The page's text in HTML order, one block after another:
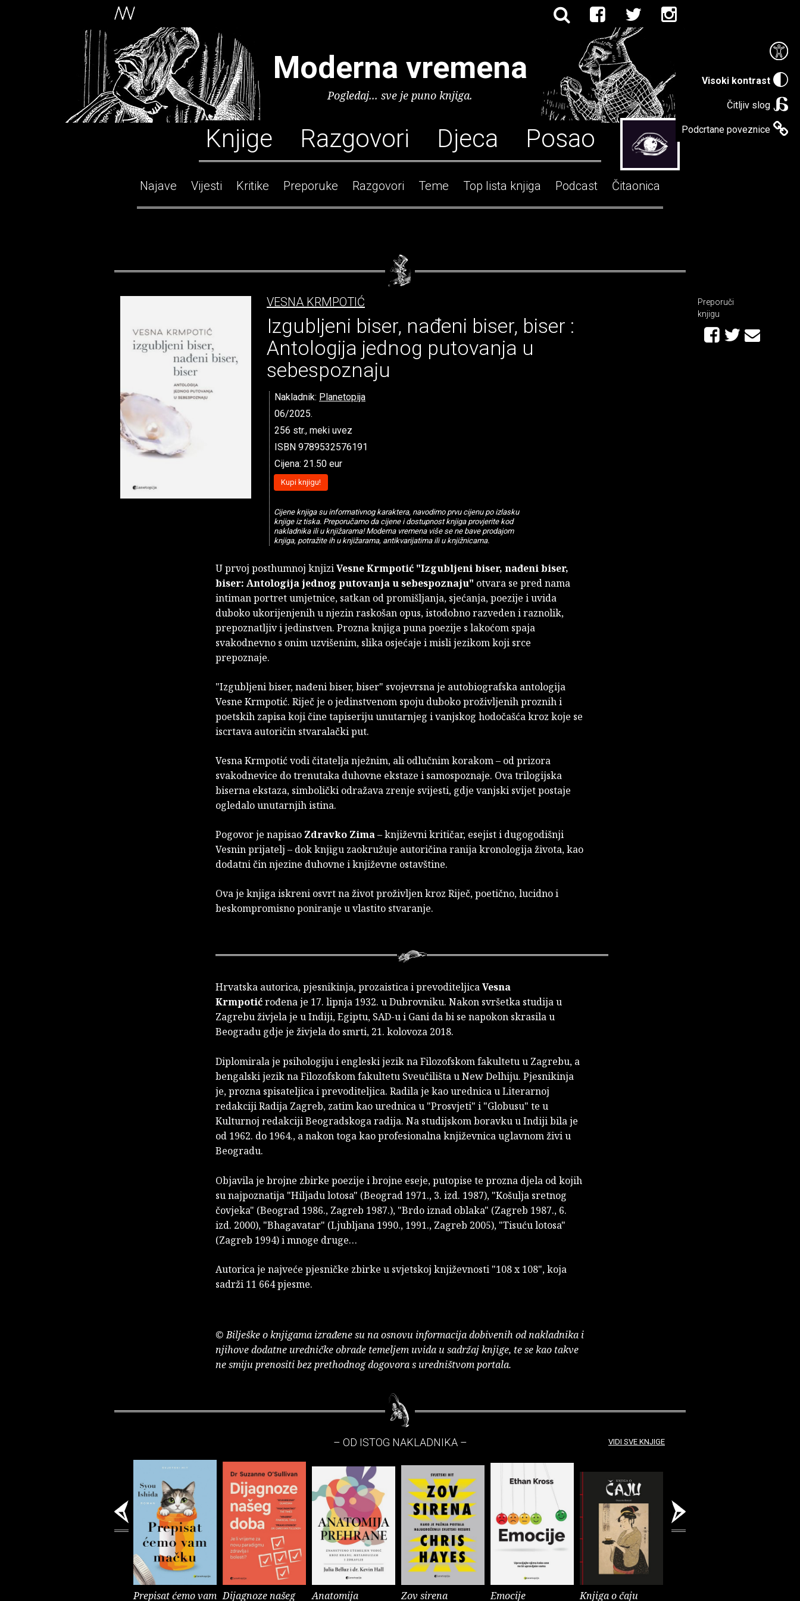
Visoki kontrast
Čitljiv slog
Podcrtane poveznice
Moderna vremena
Pogledaj... sve je puno knjiga.
Knjige Razgovori Djeca Posao
Najave Vijesti Kritike Preporuke Razgovori Teme Top lista knjiga Podcast Čitaonica
VESNA KRMPOTIĆ
Izgubljeni biser, nađeni biser, biser :
Antologija jednog putovanja u
sebespoznaju
Nakladnik: Planetopija
06/2025.
256 str., meki uvez
ISBN 9789532576191
Cijena: 21.50 eur
Kupi knjigu!
Cijene knjiga su informativnog karaktera, navodimo prvu cijenu po izlasku
knjige iz tiska. Preporučamo da cijene i dostupnost knjiga provjerite kod
nakladnika ili u knjižarama! Moderna vremena više se ne bave prodajom
knjiga, potražite ih u knjižarama, antikvarijatima ili u knjižnicama.
U prvoj posthumnoj knjiziVesne Krmpotić "Izgubljeni biser, nađeni biser,
biser: Antologija jednog putovanja u sebespoznaju" otvara se pred nama
intiman portret umjetnice, satkan od promišljanja, sjećanja, poezije i uvida
duboko ukorijenjenih u njezin raskošan opus, istodobno razveden i raznolik,
prepoznatljiv i jedinstven. Prozna knjiga puna poezije s lakoćom spaja
svakodnevno s onim uzvišenim, slika osjećaje i misli jezikom koji srce
prepoznaje.
"Izgubljeni biser, nađeni biser, biser" svojevrsna je autobiografska antologija
Vesne Krmpotić. Riječ je o jedinstvenom spoju duboko proživljenih proznih i
poetskih zapisa koji čine tapiseriju unutarnjeg i vanjskog hodočašća kroz koje se
iscrtava autoričin stvaralački put.
Vesna Krmpotić vodi čitatelja nježnim, ali odlučnim korakom – od prizora
svakodnevice do trenutaka duhovne ekstaze i samospoznaje. Ova trilogijska
biserna ekstaza, simbolički odražava zrenje svijesti, gdje vanjski svijet postaje
ogledalo unutarnjih istina.
Pogovor je napisao Zdravko Zima– književni kritičar, esejist i dugogodišnji
Vesnin prijatelj – dok knjigu zaokružuje autoričina ranija kronologija života, kao
dodatni čin njezine duhovne i književne ostavštine.
Ova je knjiga iskreni osvrt na život proživljen kroz Riječ, poetično, lucidno i
beskompromisno poniranje u vlastito stvaranje.
Hrvatska autorica, pjesnikinja, prozaistica i prevoditeljicaVesna
Krmpotićrođena je 17. lipnja 1932. u Dubrovniku. Nakon svršetka studija u
Zagrebu živjela je u Indiji, Egiptu, SAD-u i Gani da bi se napokon skrasila u
Beogradu gdje je živjela do smrti, 21. kolovoza 2018.
Diplomirala je psihologiju i engleski jezik na Filozofskom fakultetu u Zagrebu, a
bengalski jezik na Filozofskom fakultetu Sveučilišta u New Delhiju. Pjesnikinja
je, prozna spisateljica i prevoditeljica. Radila je kao urednica u Literarnoj
redakciji Radija Zagreb, zatim kao urednica u "Prosvjeti" i "Globusu" te u
Kulturnoj redakciji Beogradskoga radija. Na studijskom boravku u Indiji bila je
od 1962. do 1964., a nakon toga kao profesionalna književnica uglavnom živi u
Beogradu.
Objavila je brojne zbirke poezije i brojne eseje, putopise te prozna djela od kojih
su najpoznatija "Hiljadu lotosa" (Beograd 1971., 3. izd. 1987), "Košulja sretnog
čovjeka" (Beograd 1986., Zagreb 1987.), "Brdo iznad oblaka" (Zagreb 1987., 6.
izd. 2000), "Bhagavatar" (Ljubljana 1990., 1991., Zagreb 2005), "Tisuću lotosa"
(Zagreb 1994) i mnoge druge…
Autorica je najveće pjesničke zbirke u svjetskoj književnosti "108 x 108", koja
sadrži 11 664 pjesme.
© Bilješke o knjigama izrađene su na osnovu informacija dobivenih od nakladnika i
njihove dodatne uredničke obrade temeljem uvida u sadržaj knjige, te se kao takve
ne smiju prenositi bez prethodnog dogovora s uredništvom portala.
Preporuči
knjigu
– OD ISTOG NAKLADNIKA –
Prepisat ćemo vam Dijagnoze našeg
Anatomija
Zov sirena Emocije Knjiga o čaju
VIDI SVE KNJIGE